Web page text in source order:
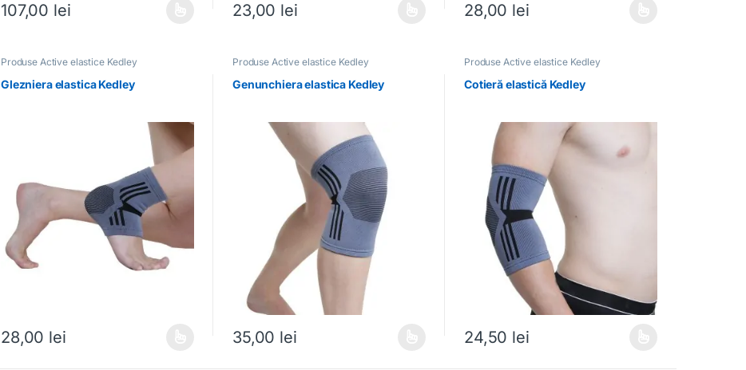
107,00 lei
Acest produs are mai multe variații. Opțiunile pot fi alese în pagina produsului.
23,00 lei
Acest produs are mai multe variații. Opțiunile pot fi alese în pagina produsului.
28,00 lei
Acest produs are mai multe variații. Opțiunile pot fi
Produse Active elastice Kedley
Glezniera elastica Kedley
28,00 lei
Acest produs are mai multe variații. Opțiunile pot fi alese în pagina produsului.
Produse Active elastice Kedley
Genunchiera elastica Kedley
35,00 lei
Acest produs are mai multe variații. Opțiunile pot fi alese în pagina produsului.
Produse Active elastice Kedley
Cotieră elastică Kedley
24,50 lei
Acest produs are mai multe variații. Opțiunile pot fi